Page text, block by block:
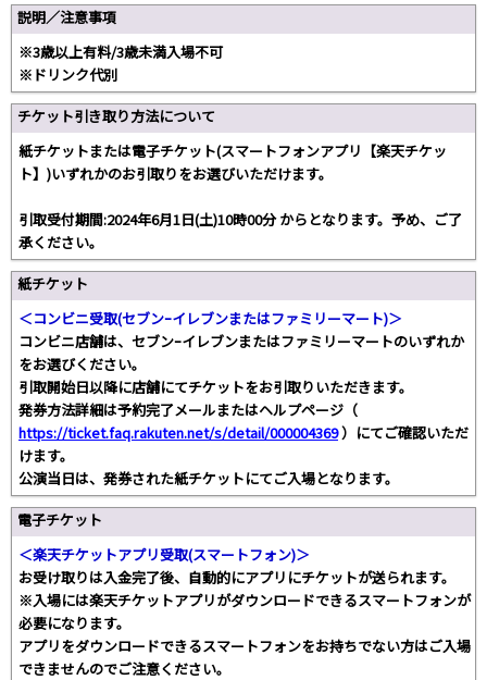
説明／注意事項
※3歳以上有料/3歳未満入場不可
※ドリンク代別
チケット引き取り方法について
紙チケットまたは電子チケット(スマートフォンアプリ【楽天チケッ
ト】)いずれかのお引取りをお選びいただけます。
引取受付期間:2024年6月1日(土)10時00分 からとなります。予め、ご了
承ください。
紙チケット
＜コンビニ受取(セブンｰイレブンまたはファミリーマート)＞
コンビニ店舗は、セブンｰイレブンまたはファミリーマートのいずれか
をお選びください。
引取開始日以降に店舗にてチケットをお引取りいただきます。
発券方法詳細は予約完了メールまたはヘルプページ（
https://ticket.faq.rakuten.net/s/detail/000004369）にてご確認いただ
けます。
公演当日は、発券された紙チケットにてご入場となります。
電子チケット
＜楽天チケットアプリ受取(スマートフォン)＞
お受け取りは入金完了後、自動的にアプリにチケットが送られます。
※入場には楽天チケットアプリがダウンロードできるスマートフォンが
必要になります。
アプリをダウンロードできるスマートフォンをお持ちでない方はご入場
できませんのでご注意ください。